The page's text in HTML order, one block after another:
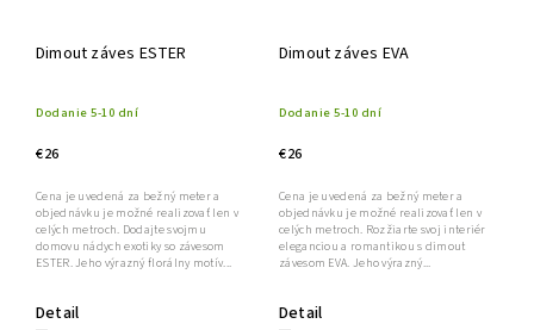
Dimout záves ESTER
Dodanie 5-10 dní
€26
Detail
Cena je uvedená za bežný meter a
objednávku je možné realizovať len v
celých metroch. Dodajte svojmu
domovu nádych exotiky so závesom
ESTER. Jeho výrazný florálny motív...
Dimout záves EVA
Dodanie 5-10 dní
€26
Detail
Cena je uvedená za bežný meter a
objednávku je možné realizovať len v
celých metroch. Rozžiarte svoj interiér
eleganciou a romantikou s dimout
závesom EVA. Jeho výrazný...